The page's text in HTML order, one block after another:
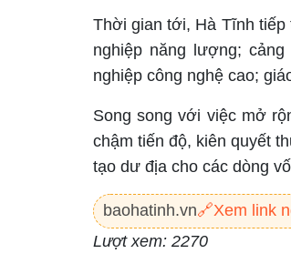
Thời gian tới, Hà Tĩnh tiếp
nghiệp năng lượng;
nghiệp công nghệ cao;
Song song với việc mở
chậm tiến độ, kiên quyết
tạo dư địa cho các dòng
baohatinh.vn🔗Xem link
Lượt xem: 2270